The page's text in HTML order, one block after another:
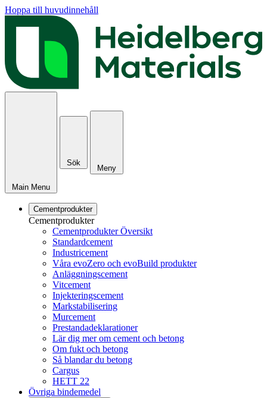
Hoppa till huvudinnehåll
Main Menu
Sök
Meny
Cementprodukter
Cementprodukter
Cementprodukter Översikt
Standardcement
Industricement
Våra evoZero och evoBuild produkter
Anläggningscement
Vitcement
Injekteringscement
Markstabilisering
Murcement
Prestandadeklarationer
Lär dig mer om cement och betong
Om fukt och betong
Så blandar du betong
Cargus
HETT 22
Övriga bindemedel